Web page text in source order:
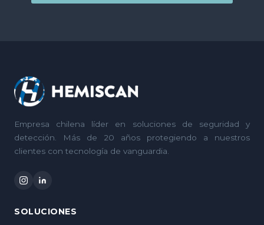
Empresa chilena líder en soluciones de seguridad y
detección. Más de 20 años protegiendo a nuestros
clientes con tecnología de vanguardia.
SOLUCIONES